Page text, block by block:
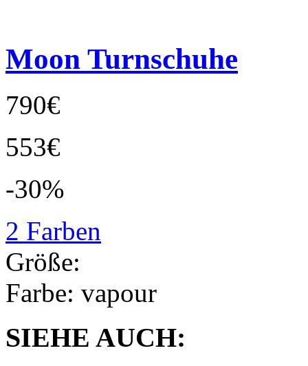
Moon Turnschuhe
790€
553€
-30%
2 Farben
Größe:
Farbe: vapour
SIEHE AUCH: